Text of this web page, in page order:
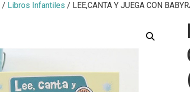
/ Libros Infantiles / LEE,CANTA Y JUEGA CON